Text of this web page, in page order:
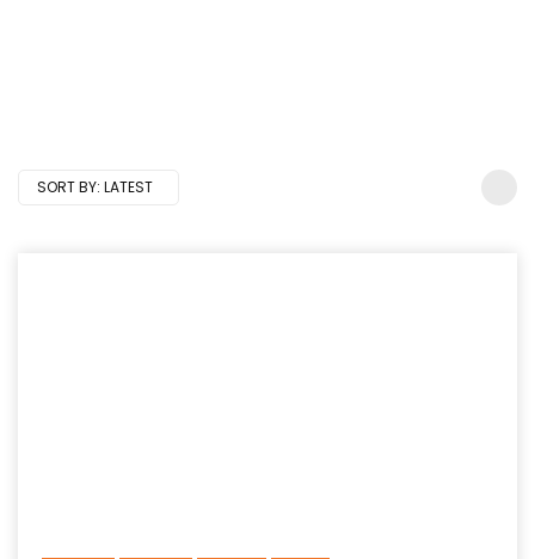
SORT BY: LATEST